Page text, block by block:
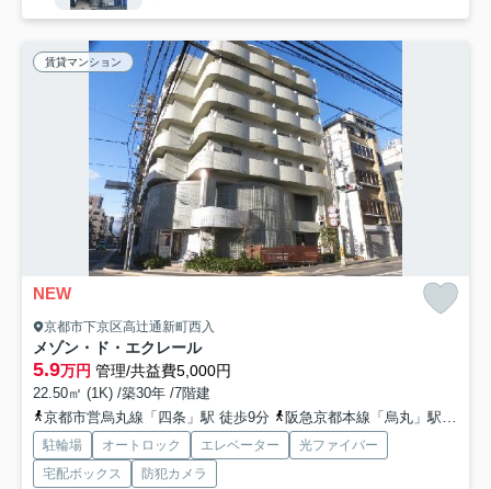
賃貸マンション
NEW
京都市下京区高辻通新町西入
メゾン・ド・エクレール
5.9万円 管理/共益費5,000円
22.50㎡ (1K) /築30年 /7階建
京都市営烏丸線「四条」駅 徒歩9分
阪急京都本線「烏丸」駅 徒歩9分
駐輪場 オートロック エレベーター
光ファイバー
宅配ボックス
防犯カメラ